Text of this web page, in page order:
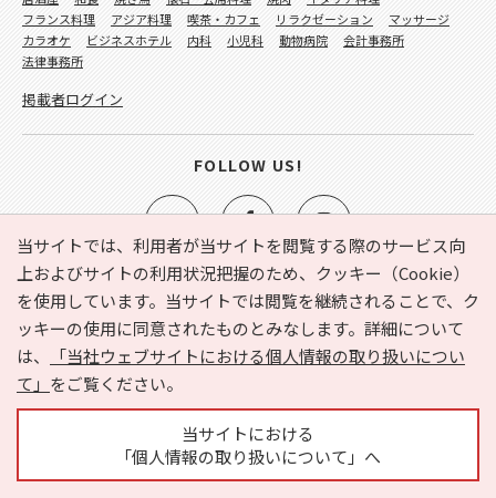
当サイトでは、利用者が当サイトを閲覧する際のサービス向
上およびサイトの利用状況把握のため、クッキー（Cookie）
を使用しています。当サイトでは閲覧を継続されることで、ク
ッキーの使用に同意されたものとみなします。詳細について
は、
「当社ウェブサイトにおける個人情報の取り扱いについ
て」 をご覧ください。
当サイトにおける
「個人情報の取り扱いについて」へ
e-NAVITA（イーナビタ）とは？ お気に入り
ヘルプ
利用規約
個人情報の取り扱いについて
運営会社
サイトマップ
広告掲載に関するお問い合わせ
フランス料理
アジア料理 喫茶・カフェ リラクゼーション
マッサージ
カラオケ
ビジネスホテル 内科 小児科 動物病院
会計事務所
法律事務所
掲載者ログイン
FOLLOW US!